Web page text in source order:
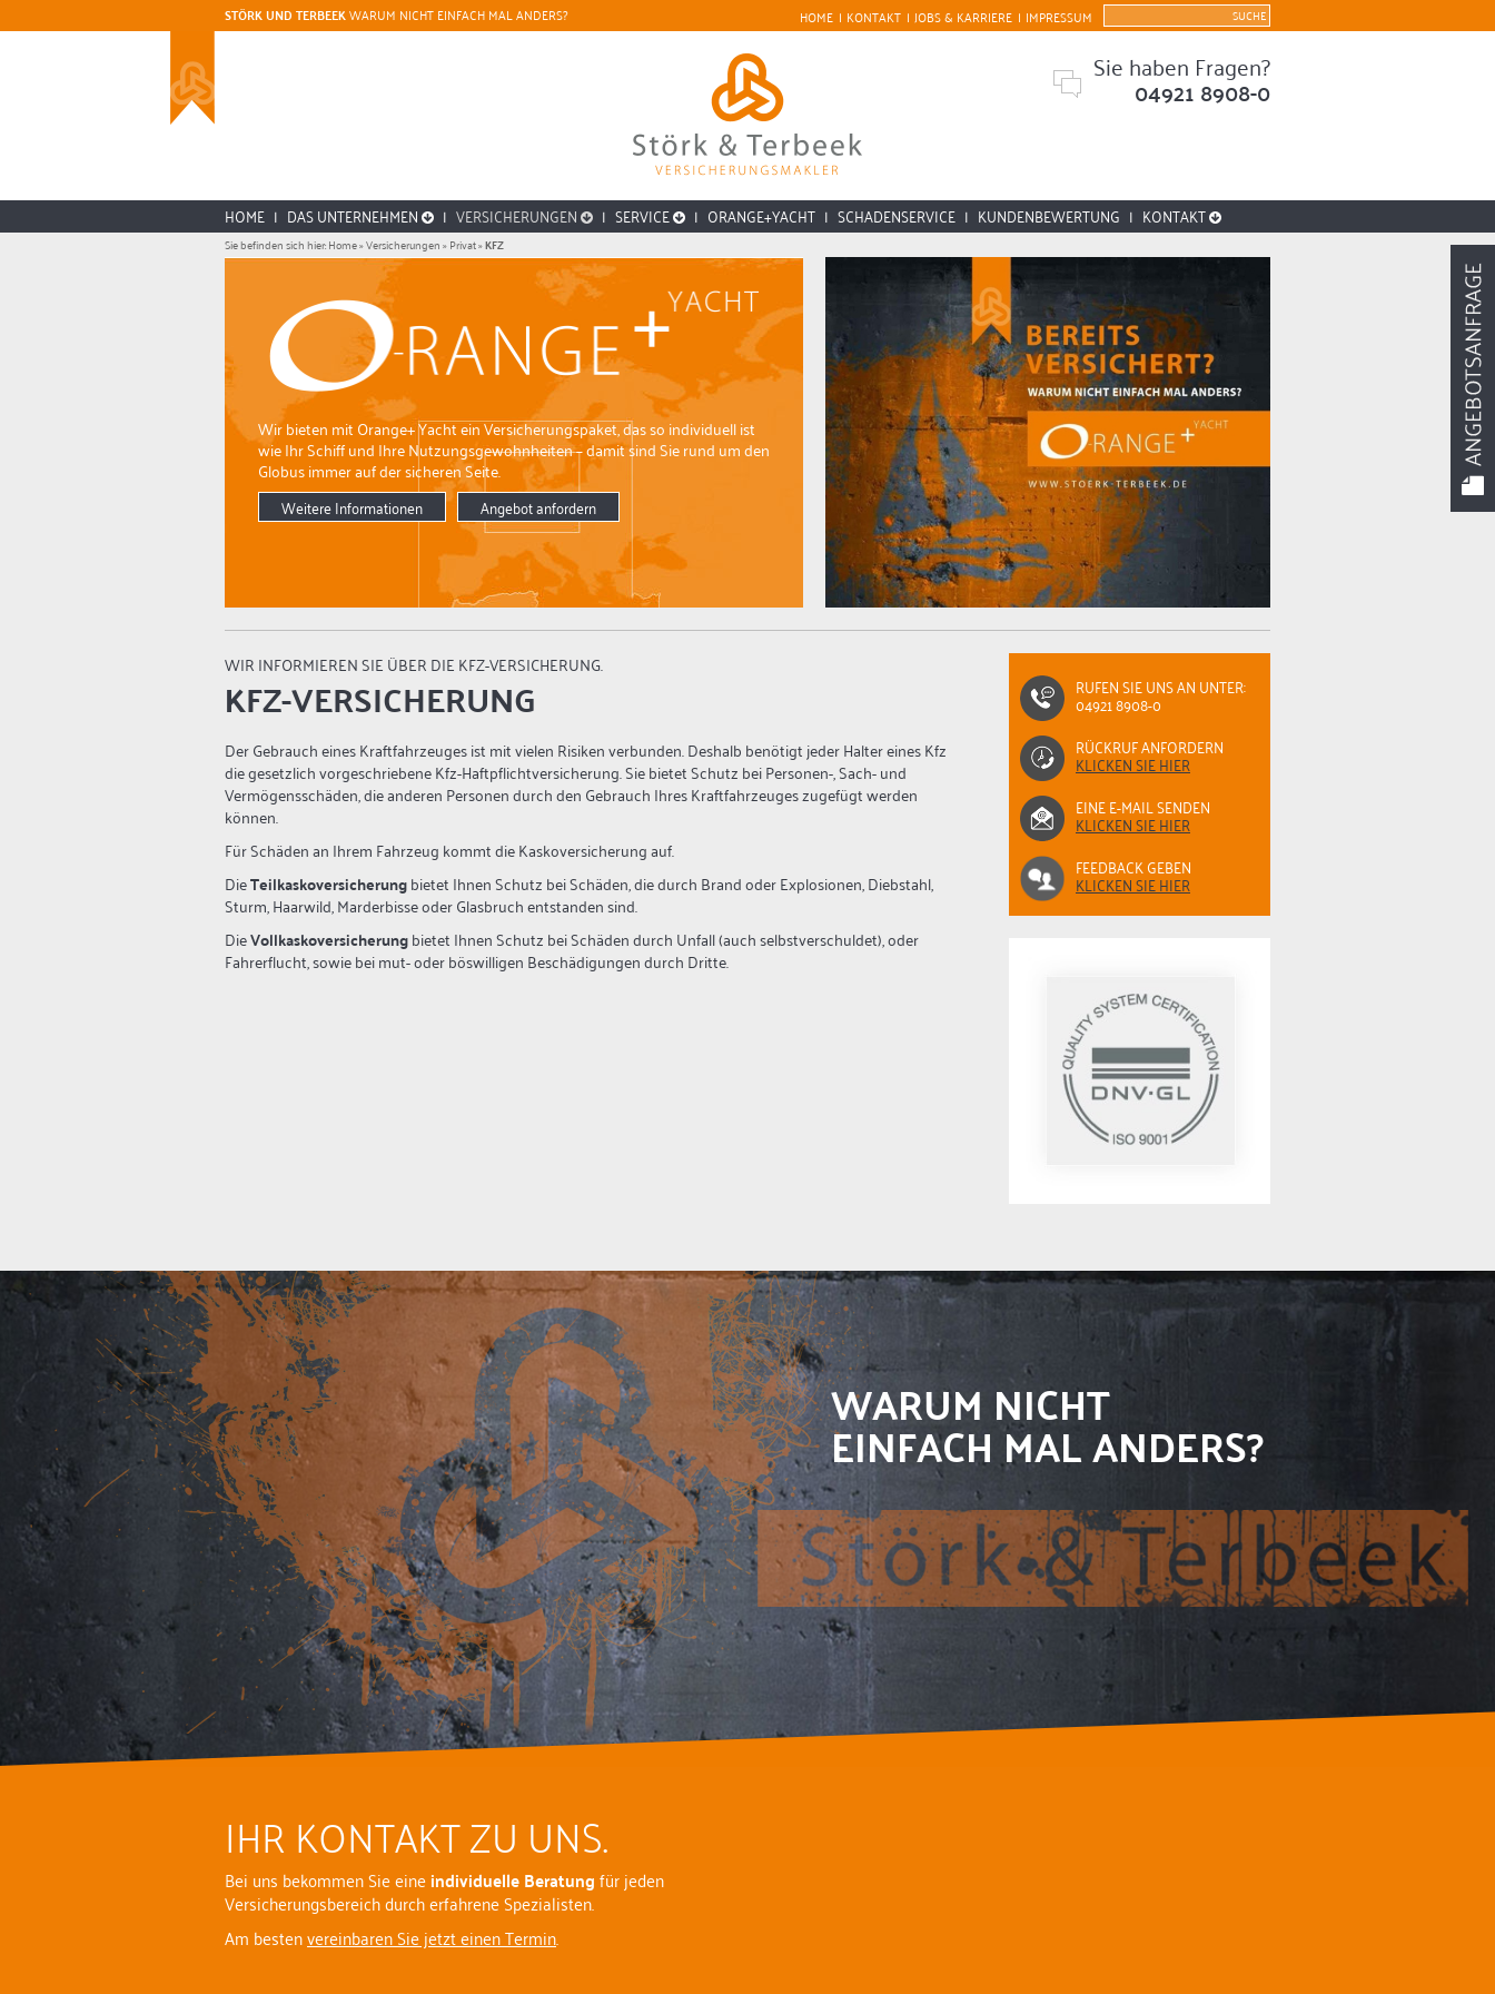
STÖRK UND TERBEEKWARUM NICHT EINFACH MAL ANDERS? HOME | KONTAKT | JOBS & KARRIERE | IMPRESSUM
Sie haben Fragen?
04921 8908-0
HOME | DAS UNTERNEHMEN | VERSICHERUNGEN | SERVICE | ORANGE+YACHT | SCHADENSERVICE | KUNDENBEWERTUNG | KONTAKT
Sie befinden sich hier:Home»Versicherungen»Privat»KFZ
Wir bieten mit Orange+ Yacht ein Versicherungspaket, das so individuell ist
wie Ihr Schiff und Ihre Nutzungsgewohnheiten – damit sind Sie rund um den
Globus immer auf der sicheren Seite.
Weitere Informationen
Angebot anfordern
WIR INFORMIEREN SIE ÜBER DIE KFZ-VERSICHERUNG.
KFZ-VERSICHERUNG
Der Gebrauch eines Kraftfahrzeuges ist mit vielen Risiken verbunden. Deshalb benötigt jeder Halter eines Kfz
die gesetzlich vorgeschriebene Kfz-Haftpflichtversicherung. Sie bietet Schutz bei Personen-, Sach- und
Vermögensschäden, die anderen Personen durch den Gebrauch Ihres Kraftfahrzeuges zugefügt werden
können.
Für Schäden an Ihrem Fahrzeug kommt die Kaskoversicherung auf.
DieTeilkaskoversicherungbietet Ihnen Schutz bei Schäden, die durch Brand oder Explosionen, Diebstahl,
Sturm, Haarwild, Marderbisse oder Glasbruch entstanden sind.
DieVollkaskoversicherungbietet Ihnen Schutz bei Schäden durch Unfall (auch selbstverschuldet), oder
Fahrerflucht, sowie bei mut- oder böswilligen Beschädigungen durch Dritte.
RUFEN SIE UNS AN UNTER:
04921 8908-0
RÜCKRUF ANFORDERN
KLICKEN SIE HIER
EINE E-MAIL SENDEN
KLICKEN SIE HIER
FEEDBACK GEBEN
KLICKEN SIE HIER
WARUM NICHT
EINFACH MAL ANDERS?
IHR KONTAKT ZU UNS.
Bei uns bekommen Sie eineindividuelle Beratungfür jeden
Versicherungsbereich durch erfahrene Spezialisten.
Am bestenvereinbaren Sie jetzt einen Termin.